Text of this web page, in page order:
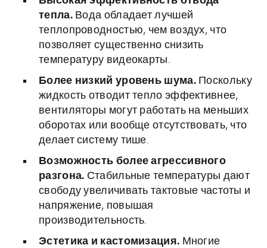
тепла.Вода обладает лучшей
теплопроводностью, чем воздух, что
позволяет существенно снизить
температуру видеокарты.
Более низкий уровень шума.Поскольку
жидкость отводит тепло эффективнее,
вентиляторы могут работать на меньших
оборотах или вообще отсутствовать, что
делает систему тише.
Возможность более агрессивного
разгона. Стабильные температуры дают
свободу увеличивать тактовые частоты и
напряжение, повышая
производительность.
Эстетика и кастомизация. Многие